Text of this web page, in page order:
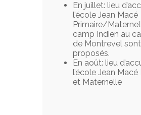
En juillet: lieu
l’école Jean Macé
Primaire/
camp Indien au
de Montrevel sont
proposés.
En août: lieu
l’école Jean Macé
et Maternelle